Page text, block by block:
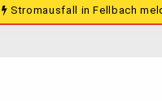
Stromausfall in Fellbach